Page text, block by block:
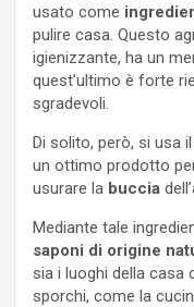
usato come
pulire casa. Questo
igienizzante, ha un
quest’ultimo è forte
sgradevoli.
Di solito, però, si usa
un ottimo prodotto
usurare la buccia
Mediante tale
saponi di origine
sia i luoghi della casa
sporchi, come la